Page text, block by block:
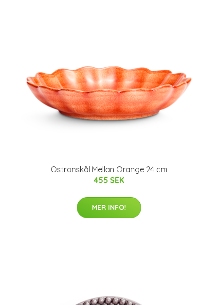
Ostronskål Mellan Orange 24 cm
455 SEK
MER INFO!